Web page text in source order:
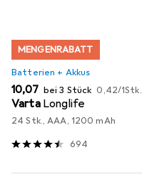
MENGENRABATT
Batterien + Akkus
EUR
10,07 bei 3 Stück EUR
0,42/1Stk.
Varta Longlife
24 Stk., AAA, 1200 mAh
694